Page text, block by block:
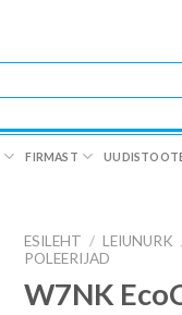
FIRMAST
ESILEHT / LEIUNURK
POLEERIJAD
W7NK